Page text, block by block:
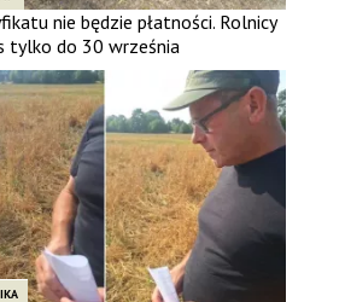
nie będzie płatności. Rolnicy
tylko do 30 września